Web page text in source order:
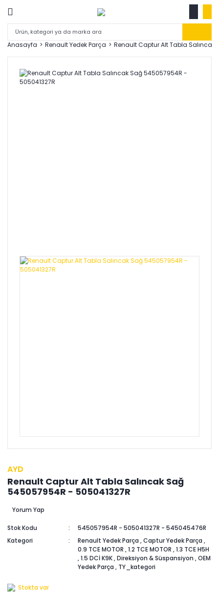
Anasayfa Renault Yedek Parça Renault Captur Alt Tabla Salıncak
AYD
Renault Captur Alt Tabla Salıncak Sağ
545057954R - 505041327R
Yorum Yap
Stok Kodu
545057954R - 505041327R - 545045476R
Kategori
Renault Yedek Parça ,Captur Yedek Parça ,
0.9 TCE MOTOR ,1.2 TCE MOTOR ,1.3 TCE H5H
,1.5 DCİ K9K,Direksiyon & Süspansiyon ,OEM
Yedek Parça , TY_kategori
Stokta var